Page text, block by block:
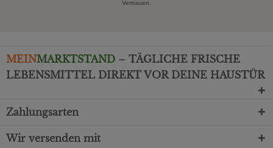
Vertrauen.
MEINMARKTSTAND – TÄGLICHE FRISCHE
LEBENSMITTEL DIREKT VOR DEINE HAUSTÜR
Zahlungsarten
Wir versenden mit